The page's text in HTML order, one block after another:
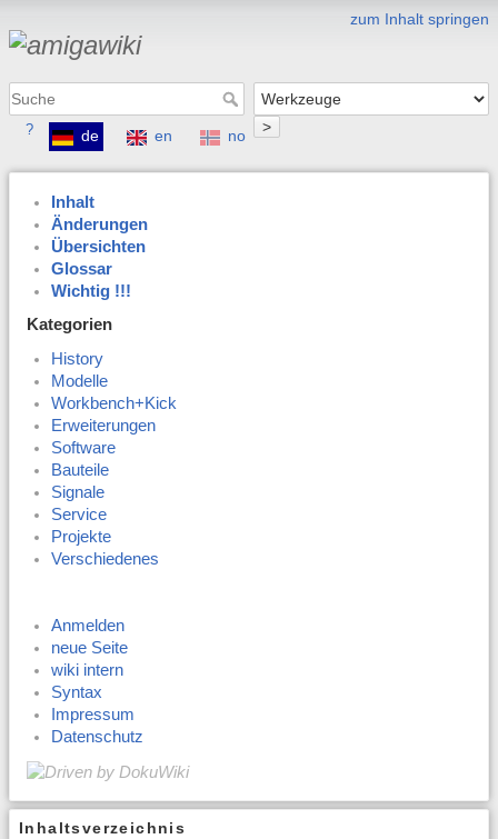
zum Inhalt springen
>
? de en no
Inhalt
Änderungen
Übersichten
Glossar
Wichtig !!!
Kategorien
History
Modelle
Workbench+Kick
Erweiterungen
Software
Bauteile
Signale
Service
Projekte
Verschiedenes
Anmelden
neue Seite
wiki intern
Syntax
Impressum
Datenschutz
Inhaltsverzeichnis